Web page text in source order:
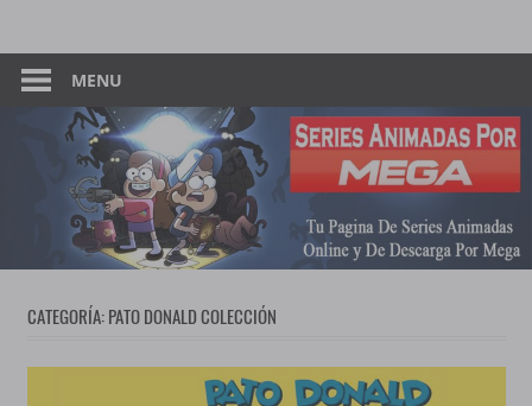
content
Series
Animadas
–
Por
Mega
Pagina
De
Descarga
Mega
MENU
CATEGORÍA:PATO DONALD COLECCIÓN